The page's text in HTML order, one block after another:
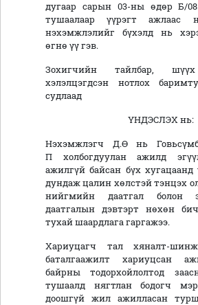
дугаар сарын 03-ны өдөр Б/
тушаалаар үүрэгт ажлаас
нэхэмжлэлийг бүхэлд нь
өгнө үү гэв.
Зохигчийн тайлбар, шүүх
хэлэлцэгдсэн нотлох
ҮНДЭСЛЭХ нь:
Нэхэмжлэгч Д.Ө нь
П холбогдуулан ажилд
ажилгүй байсан бүх
дундаж цалин хөлстэй тэнцэх
нийгмийн даатгал болон
даатгалын дэвтэрт нөхөн
тухай шаардлага гаргажээ.
Хариуцагч тал хяналт-
баталгаажилт хариуцсан
байрны тодорхойлолтод
тушаалд нягтлан бодогч
доошгүй жил ажилласан